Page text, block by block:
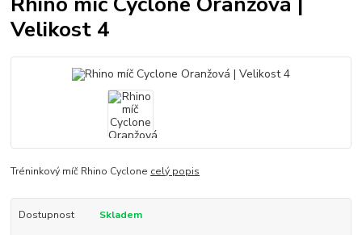
Velikost 4
Tréninkový míč Rhino Cyclone celý popis
Dostupnost Skladem